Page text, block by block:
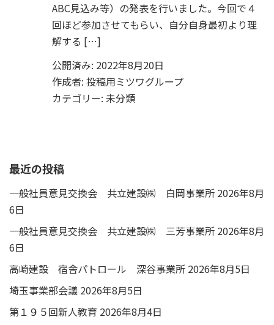
ABC見込み等）の発表を行いました。今回で４
回ほど参加させてもらい、自分自身最初より理
解する […]
公開済み: 2022年8月20日
作成者: 投稿用ミツワグループ
カテゴリー: 未分類
最近の投稿
一般社員意見交換会 共立建設㈱ 白岡事業所 2026年8月
6日
一般社員意見交換会 共立建設㈱ 三芳事業所 2026年8月
6日
高崎建設 宿舎パトロール 深谷事業所 2026年8月5日
埼玉事業部会議 2026年8月5日
第１９５回新人教育 2026年8月4日